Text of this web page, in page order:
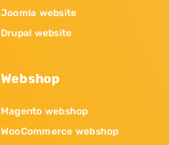
Joomla website
Drupal website
Webshop
Magento webshop
WooCommerce webshop